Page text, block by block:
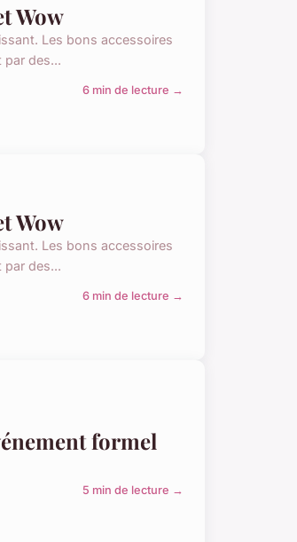
Wow
Les bons accessoires
des...
6 min de lecture →
Wow
Les bons accessoires
des...
6 min de lecture →
formel
5 min de lecture →